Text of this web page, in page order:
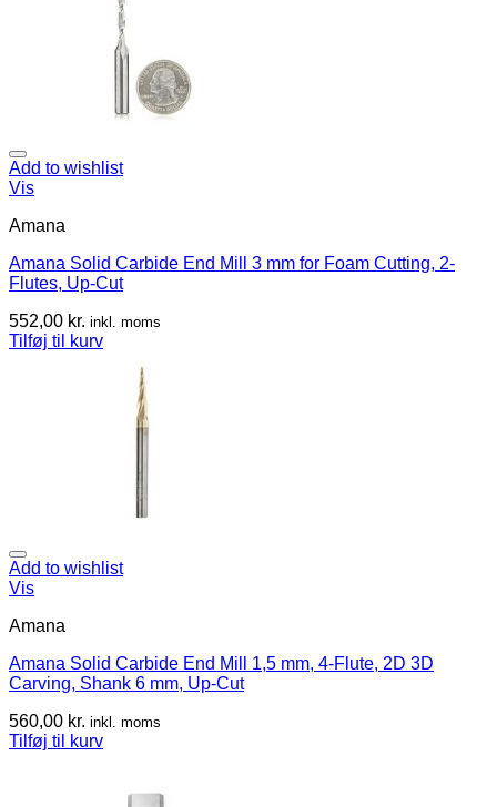
Add to wishlist
Vis
Amana
Amana Solid Carbide End Mill 3 mm for Foam Cutting, 2-
Flutes, Up-Cut
552,00 kr. inkl. moms
Tilføj til kurv
Add to wishlist
Vis
Amana
Amana Solid Carbide End Mill 1,5 mm, 4-Flute, 2D 3D
Carving, Shank 6 mm, Up-Cut
560,00 kr. inkl. moms
Tilføj til kurv